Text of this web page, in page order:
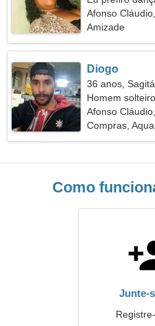
Afonso
Amizade
Diogo
36 anos,
Homem
Afonso
Compras,
Como
Junte-